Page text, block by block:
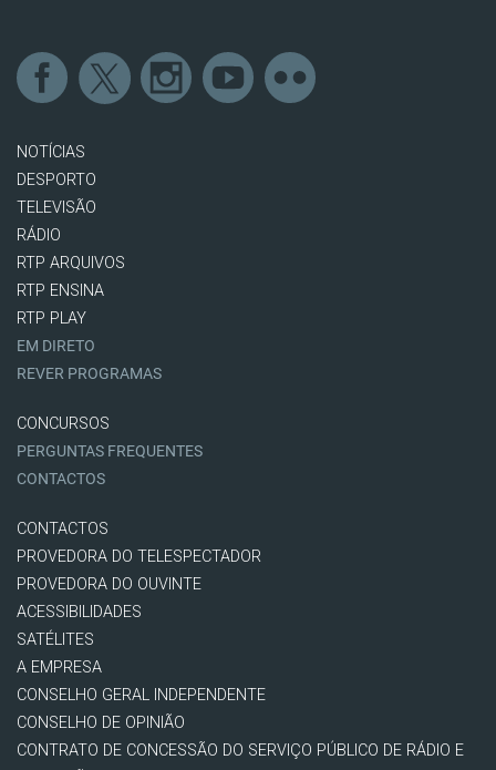
NOTÍCIAS
DESPORTO
TELEVISÃO
RÁDIO
RTP ARQUIVOS
RTP ENSINA
RTP PLAY
EM DIRETO
REVER PROGRAMAS
CONCURSOS
PERGUNTAS FREQUENTES
CONTACTOS
CONTACTOS
PROVEDORA DO TELESPECTADOR
PROVEDORA DO OUVINTE
ACESSIBILIDADES
SATÉLITES
A EMPRESA
CONSELHO GERAL INDEPENDENTE
CONSELHO DE OPINIÃO
CONTRATO DE CONCESSÃO DO SERVIÇO PÚBLICO DE RÁDIO E